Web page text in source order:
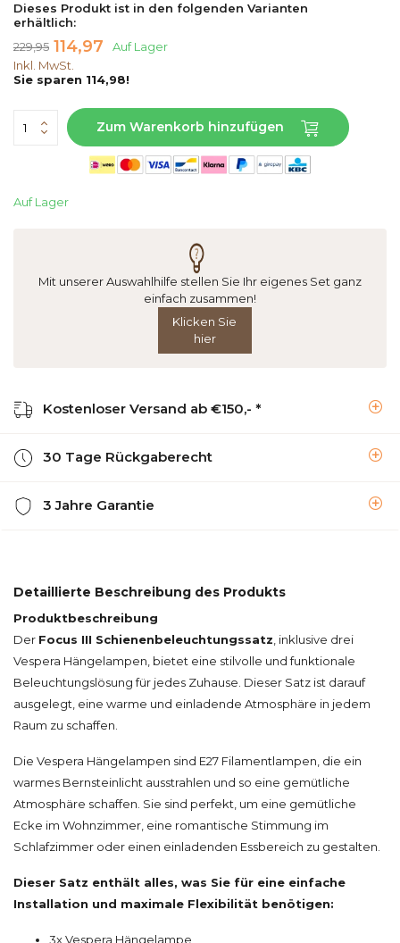
Dieses Produkt ist in den folgenden Varianten
erhältlich:
229,95 114,97
Auf Lager
Inkl. MwSt.
Sie sparen 114,98!
Zum Warenkorb hinzufügen
Auf Lager
Mit unserer Auswahlhilfe stellen Sie Ihr eigenes Set ganz
einfach zusammen!
Klicken Sie
hier
Kostenloser Versand ab €150,- *
30 Tage Rückgaberecht
3 Jahre Garantie
Detaillierte Beschreibung des Produkts
Produktbeschreibung
Der Focus III Schienenbeleuchtungssatz , inklusive drei
Vespera Hängelampen, bietet eine stilvolle und funktionale
Beleuchtungslösung für jedes Zuhause. Dieser Satz ist darauf
ausgelegt, eine warme und einladende Atmosphäre in jedem
Raum zu schaffen.
Die Vespera Hängelampen sind E27 Filamentlampen, die ein
warmes Bernsteinlicht ausstrahlen und so eine gemütliche
Atmosphäre schaffen. Sie sind perfekt, um eine gemütliche
Ecke im Wohnzimmer, eine romantische Stimmung im
Schlafzimmer oder einen einladenden Essbereich zu gestalten.
Dieser Satz enthält alles, was Sie für eine einfache
Installation und maximale Flexibilität benötigen:
3x Vespera Hängelampe